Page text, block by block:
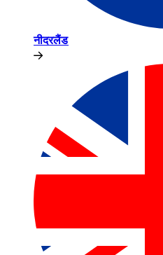
नीदरलैंड​​